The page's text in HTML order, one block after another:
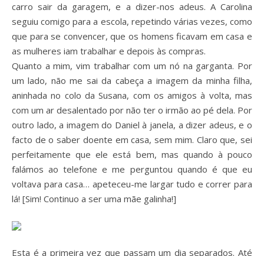
carro sair da garagem, e a dizer-nos adeus. A Carolina
seguiu comigo para a escola, repetindo várias vezes, como
que para se convencer, que os homens ficavam em casa e
as mulheres iam trabalhar e depois às compras.
Quanto a mim, vim trabalhar com um nó na garganta. Por
um lado, não me sai da cabeça a imagem da minha filha,
aninhada no colo da Susana, com os amigos à volta, mas
com um ar desalentado por não ter o irmão ao pé dela. Por
outro lado, a imagem do Daniel à janela, a dizer adeus, e o
facto de o saber doente em casa, sem mim. Claro que, sei
perfeitamente que ele está bem, mas quando à pouco
falámos ao telefone e me perguntou quando é que eu
voltava para casa… apeteceu-me largar tudo e correr para
lá! [Sim! Continuo a ser uma mãe galinha!]
Esta é a primeira vez que passam um dia separados. Até